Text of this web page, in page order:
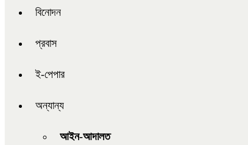
বিনোদন
প্রবাস
ই-পেপার
অন্যান্য
আইন-আদালত